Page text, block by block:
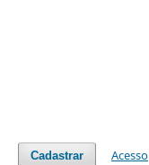
Cadastrar Acesso